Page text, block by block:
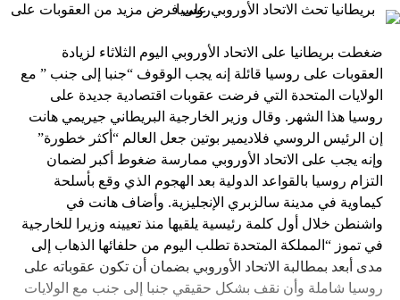
ضغطت بريطانيا على الاتحاد الأوروبي اليوم الثلاثاء لزيادة
العقوبات على روسيا قائلة إنه يجب الوقوف “جنبا إلى جنب ” مع
الولايات المتحدة التي فرضت عقوبات اقتصادية جديدة على
روسيا هذا الشهر. وقال وزير الخارجية البريطاني جيريمي هانت
إن الرئيس الروسي فلاديمير بوتين جعل العالم “أكثر خطورة”
وإنه يجب على الاتحاد الأوروبي ممارسة ضغوط أكبر لضمان
التزام روسيا بالقواعد الدولية بعد الهجوم الذي وقع بأسلحة
كيماوية في مدينة سالزبري الإنجليزية. وأضاف هانت في
واشنطن خلال أول كلمة رئيسية يلقيها منذ تعيينه وزيرا للخارجية
في تموز “المملكة المتحدة تطلب اليوم من حلفائها الذهاب إلى
مدى أبعد بمطالبة الاتحاد الأوروبي بضمان أن تكون عقوباته على
روسيا شاملة وأن نقف بشكل حقيقي جنبا إلى جنب مع الولايات